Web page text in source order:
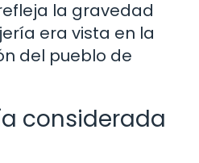
la gravedad
era vista en la
del pueblo de
considerada